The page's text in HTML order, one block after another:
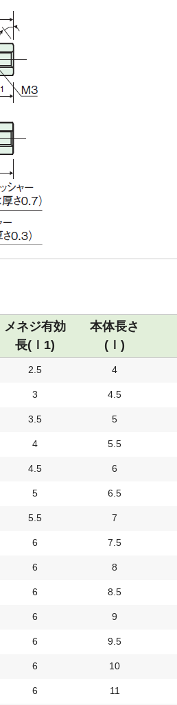
メネジ有効
長(ｌ1)
本体長さ
(ｌ)
2.5 4
3 4.5
3.5 5
4 5.5
4.5 6
5 6.5
5.5 7
6 7.5
6 8
6 8.5
6 9
6 9.5
6 10
6 11